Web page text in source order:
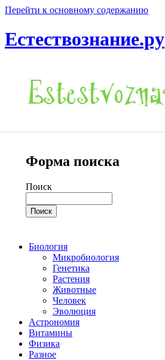
Перейти к основному содержанию
Естествознание.ру
Форма поиска
Поиск
Биология
Микробиология
Генетика
Растения
Животные
Человек
Эволюция
Астрономия
Витамины
Физика
Разное